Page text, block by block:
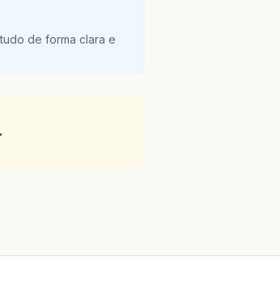
de forma clara e